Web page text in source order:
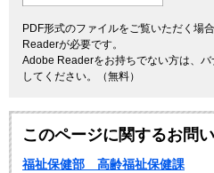
PDF形式のファイルをご覧いただく場
Readerが必要です。
Adobe Readerをお持ちでない方は、
してください。（無料）
このページに関するお問
福祉保健部 高齢福祉保健課